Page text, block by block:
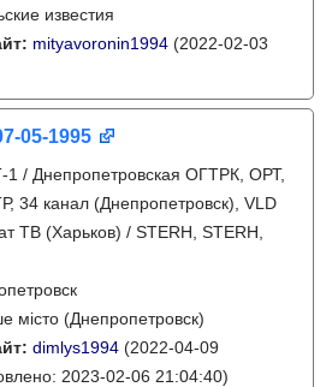
известия
mityavoronin1994 (2022-02-03
05-1995
1 / Днепропетровская ОГТРК, ОРТ,
34 канал (Днепропетровск), VLD
ТВ (Харьков) / STERH, STERH,
місто (Днепропетровск)
dimlys1994 (2022-04-09
2023-02-06 21:04:40)